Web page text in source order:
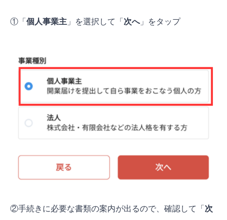
①「 個人事業主 」を選択して「 次へ」をタップ
②手続きに必要な書類の案内が出るので、確認して「 次